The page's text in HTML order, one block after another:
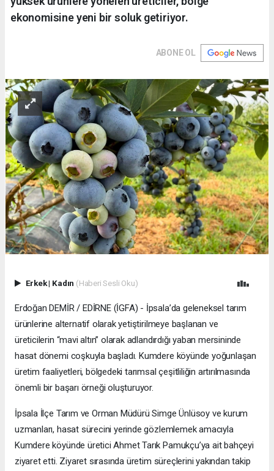
ekonomisine yeni bir soluk getiriyor.
ABONE OL
Erkek| Kadın (Haberi Sesli Oku)
Erdoğan DEMİR / EDİRNE (İGFA) - İpsala’da geleneksel tarım
ürünlerine alternatif olarak yetiştirilmeye başlanan ve
üreticilerin “mavi altın” olarak adlandırdığı yaban mersininde
hasat dönemi coşkuyla başladı. Kumdere köyünde yoğunlaşan
üretim faaliyetleri, bölgedeki tarımsal çeşitliliğin artırılmasında
önemli bir başarı örneği oluşturuyor.
İpsala İlçe Tarım ve Orman Müdürü Simge Ünlüsoy ve kurum
uzmanları, hasat sürecini yerinde gözlemlemek amacıyla
Kumdere köyünde üretici Ahmet Tarık Pamukçu’ya ait bahçeyi
ziyaret etti. Ziyaret sırasında üretim süreçlerini yakından takip